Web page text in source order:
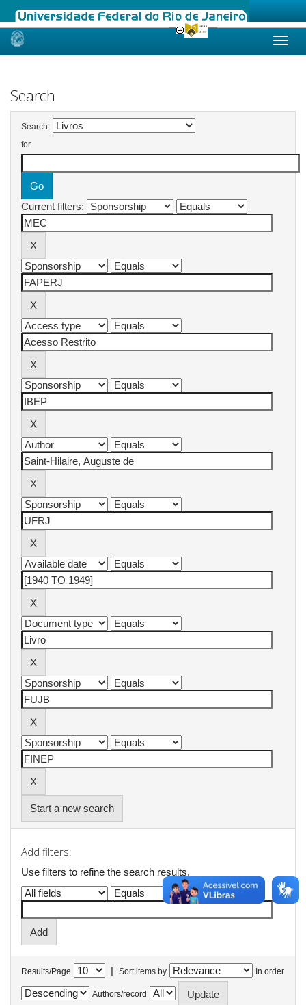
Skip
Search
Search:
for
Current filters:
Start a new search
Add filters:
Use filters to refine the search results.
Results/Page | Sort items by In order
Authors/record